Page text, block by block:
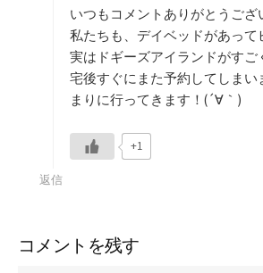
いつもコメントありがとうござ
私たちも、デイベッドがあって
実はドギーズアイランドがす
宅後すぐにまた予約してしまい
まりに行ってきます！(´∀｀)
+1
返信
コメントを残す